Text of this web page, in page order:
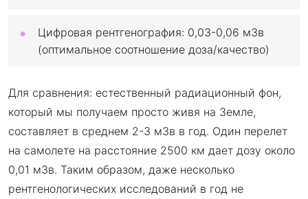
Цифровая рентгенография: 0,03-0,06 мЗв
(оптимальное соотношение доза/качество)
Для сравнения: естественный радиационный фон,
который мы получаем просто живя на Земле,
составляет в среднем 2-3 мЗв в год. Один перелет
на самолете на расстояние 2500 км дает дозу около
0,01 мЗв. Таким образом, даже несколько
рентгенологических исследований в год не